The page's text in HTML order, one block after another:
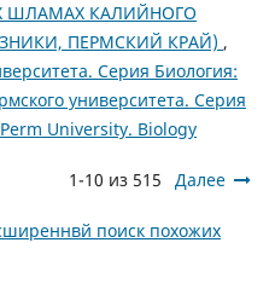
ШЛАМАХ КАЛИЙНОГО
ПЕРМСКИЙ КРАЙ) ,
Серия Биология:
университета. Серия
University. Biology
1-10 из 515 Далее
поиск похожих